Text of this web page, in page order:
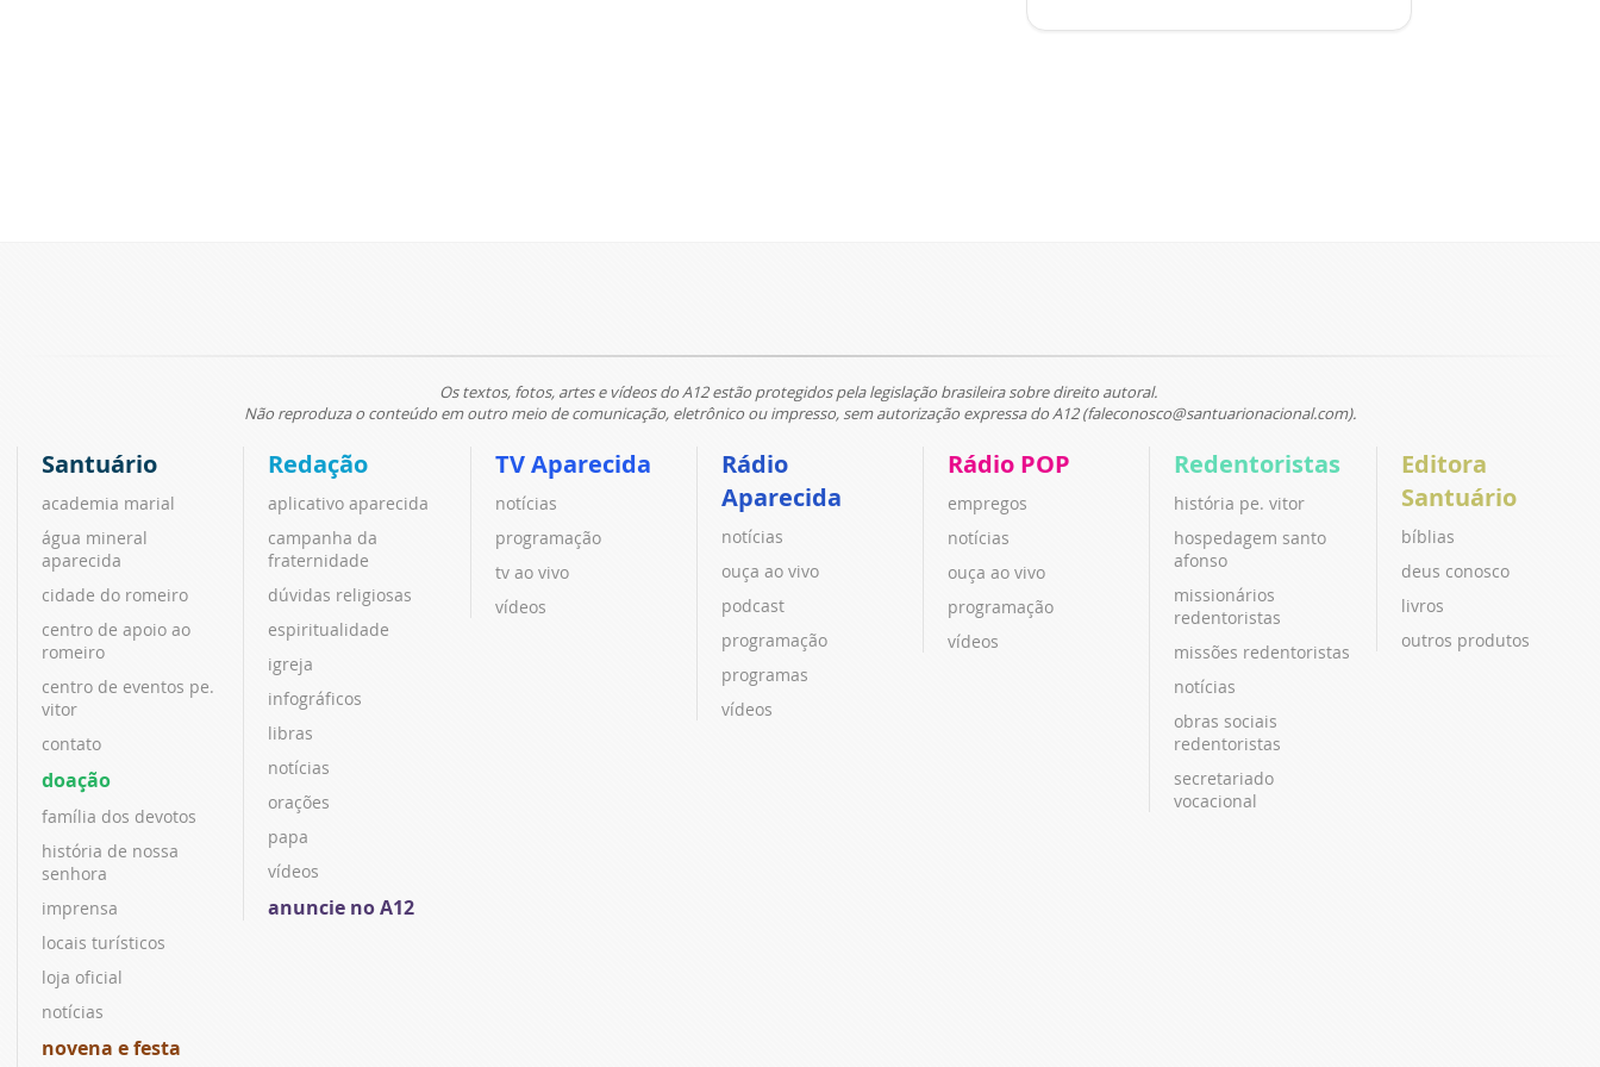
Os textos, fotos, artes e vídeos do A12 estão protegidos pela legislação brasileira sobre direito autoral.
Não reproduza o conteúdo em outro meio de comunicação, eletrônico ou impresso, sem autorização expressa do A12 (faleconosco@santuarionacional.com).
Santuário
academia marial
água mineral
aparecida
cidade do romeiro
centro de apoio ao
romeiro
centro de eventos pe.
vitor
contato
doação
família dos devotos
história de nossa
senhora
imprensa
locais turísticos
loja oficial
notícias
novena e festa
Redação
aplicativo aparecida
campanha da
fraternidade
dúvidas religiosas
espiritualidade
igreja
infográficos
libras
notícias
orações
papa
vídeos
anuncie no A12
TV Aparecida
notícias
programação
tv ao vivo
vídeos
Rádio
Aparecida
notícias
ouça ao vivo
podcast
programação
programas
vídeos
Rádio POP
empregos
notícias
ouça ao vivo
programação
vídeos
Redentoristas
história pe. vitor
hospedagem santo
afonso
missionários
redentoristas
missões redentoristas
notícias
obras sociais
redentoristas
secretariado
vocacional
Editora
Santuário
bíblias
deus conosco
livros
outros produtos